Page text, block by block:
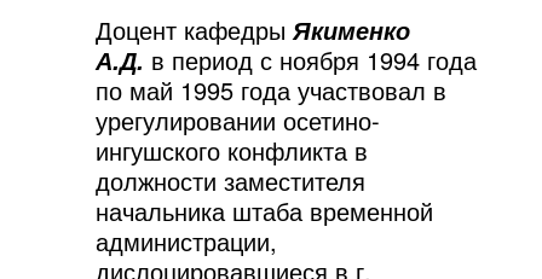
Доцент кафедрыЯкименко
А.Д. в период с ноября 1994 года
по май 1995 года участвовал в
урегулировании осетино-
ингушского конфликта в
должности заместителя
начальника штаба временной
администрации,
дислоцировавшиеся в г.